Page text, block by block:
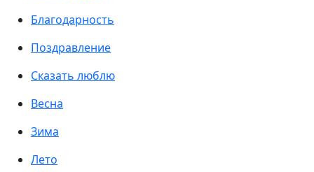
Благодарность
Поздравление
Сказать люблю
Весна
Зима
Лето